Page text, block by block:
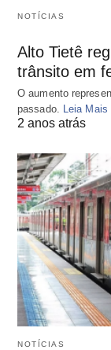
NOTÍCIAS
Alto Tietê
trânsito em
O aumento
passado.
Leia Mais
2 anos atrás
NOTÍCIAS